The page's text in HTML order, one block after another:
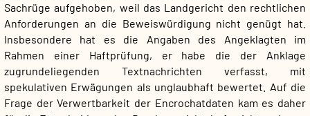
Sachrüge aufgehoben, weil das Landgericht den rechtlichen
Anforderungen an die Beweiswürdigung nicht genügt hat.
Insbesondere hat es die Angaben des Angeklagten im
Rahmen einer Haftprüfung, er habe die der Anklage
zugrundeliegenden Textnachrichten verfasst, mit
spekulativen Erwägungen als unglaubhaft bewertet. Auf die
Frage der Verwertbarkeit der Encrochatdaten kam es daher